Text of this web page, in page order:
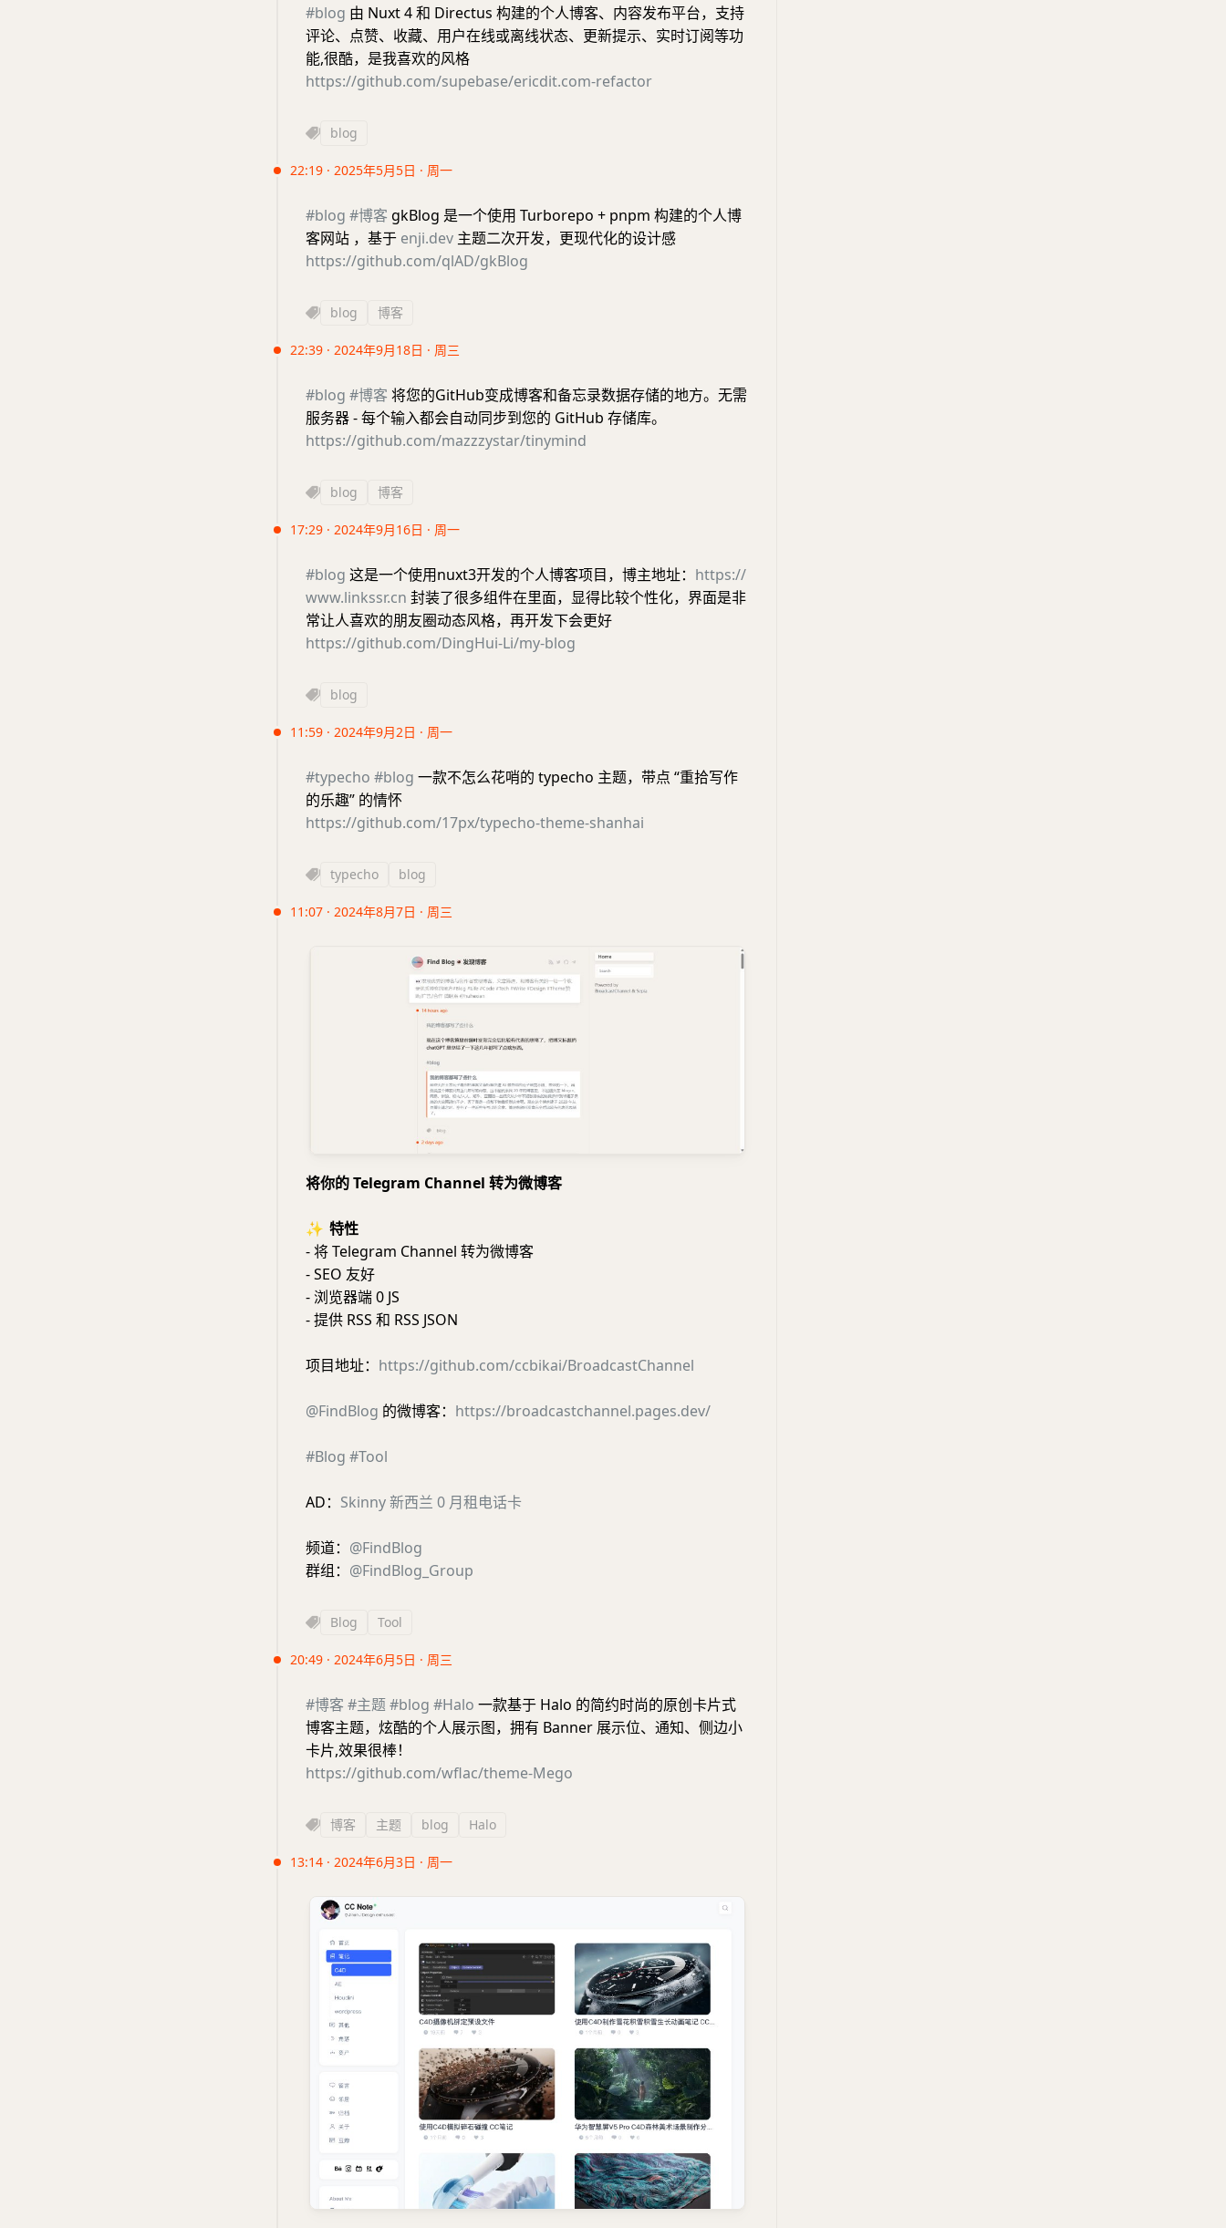
#blog 由 Nuxt 4 和 Directus 构建的个人博客、内容发布平台，支持
评论、点赞、收藏、用户在线或离线状态、更新提示、实时订阅等功
能,很酷，是我喜欢的风格
https://github.com/supebase/ericdit.com-refactor
blog
22:19 · 2025年5月5日 · 周一
#blog #博客 gkBlog 是一个使用 Turborepo + pnpm 构建的个人博
客网站 ，基于 enji.dev 主题二次开发，更现代化的设计感
https://github.com/qlAD/gkBlog
blog 博客
22:39 · 2024年9月18日 · 周三
#blog #博客 将您的GitHub变成博客和备忘录数据存储的地方。无需
服务器 - 每个输入都会自动同步到您的 GitHub 存储库。
https://github.com/mazzzystar/tinymind
blog 博客
17:29 · 2024年9月16日 · 周一
#blog 这是一个使用nuxt3开发的个人博客项目，博主地址： https://
www.linkssr.cn 封装了很多组件在里面，显得比较个性化，界面是非
常让人喜欢的朋友圈动态风格，再开发下会更好
https://github.com/DingHui-Li/my-blog
blog
11:59 · 2024年9月2日 · 周一
#typecho #blog 一款不怎么花哨的 typecho 主题，带点 “重拾写作
的乐趣” 的情怀
https://github.com/17px/typecho-theme-shanhai
typecho blog
11:07 · 2024年8月7日 · 周三
将你的 Telegram Channel 转为微博客
✨ 特性
- 将 Telegram Channel 转为微博客
- SEO 友好
- 浏览器端 0 JS
- 提供 RSS 和 RSS JSON
项目地址： https://github.com/ccbikai/BroadcastChannel
@FindBlog 的微博客： https://broadcastchannel.pages.dev/
#Blog #Tool
AD： Skinny 新西兰 0 月租电话卡
频道： @FindBlog
群组： @FindBlog_Group
Blog Tool
20:49 · 2024年6月5日 · 周三
#博客 #主题#blog #Halo 一款基于 Halo 的简约时尚的原创卡片式
博客主题，炫酷的个人展示图，拥有 Banner 展示位、通知、侧边小
卡片,效果很棒！
https://github.com/wflac/theme-Mego
博客 主题 blog Halo
13:14 · 2024年6月3日 · 周一